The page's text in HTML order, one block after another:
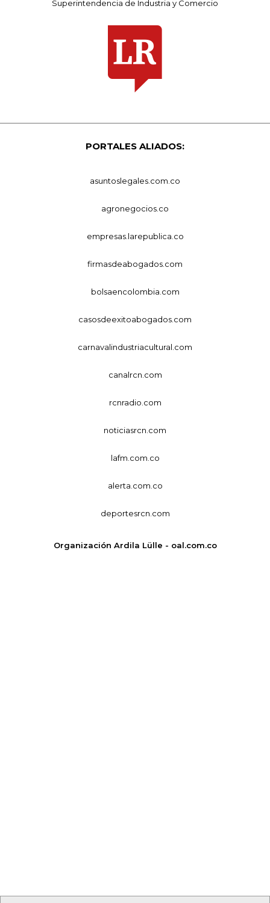
Superintendencia de Industria y Comercio
PORTALES ALIADOS:
asuntoslegales.com.co
agronegocios.co
empresas.larepublica.co
firmasdeabogados.com
bolsaencolombia.com
casosdeexitoabogados.com
carnavalindustriacultural.com
canalrcn.com
rcnradio.com
noticiasrcn.com
lafm.com.co
alerta.com.co
deportesrcn.com
Organización Ardila Lülle - oal.com.co